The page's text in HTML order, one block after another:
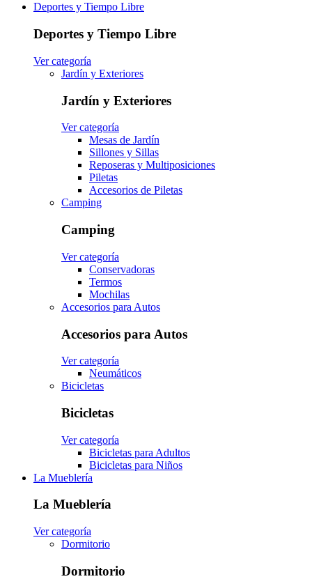
Deportes y Tiempo Libre
Deportes y Tiempo Libre
Ver categoría
Jardín y Exteriores
Jardín y Exteriores
Ver categoría
Mesas de Jardín
Sillones y Sillas
Reposeras y Multiposiciones
Piletas
Accesorios de Piletas
Camping
Camping
Ver categoría
Conservadoras
Termos
Mochilas
Accesorios para Autos
Accesorios para Autos
Ver categoría
Neumáticos
Bicicletas
Bicicletas
Ver categoría
Bicicletas para Adultos
Bicicletas para Niños
La Mueblería
La Mueblería
Ver categoría
Dormitorio
Dormitorio